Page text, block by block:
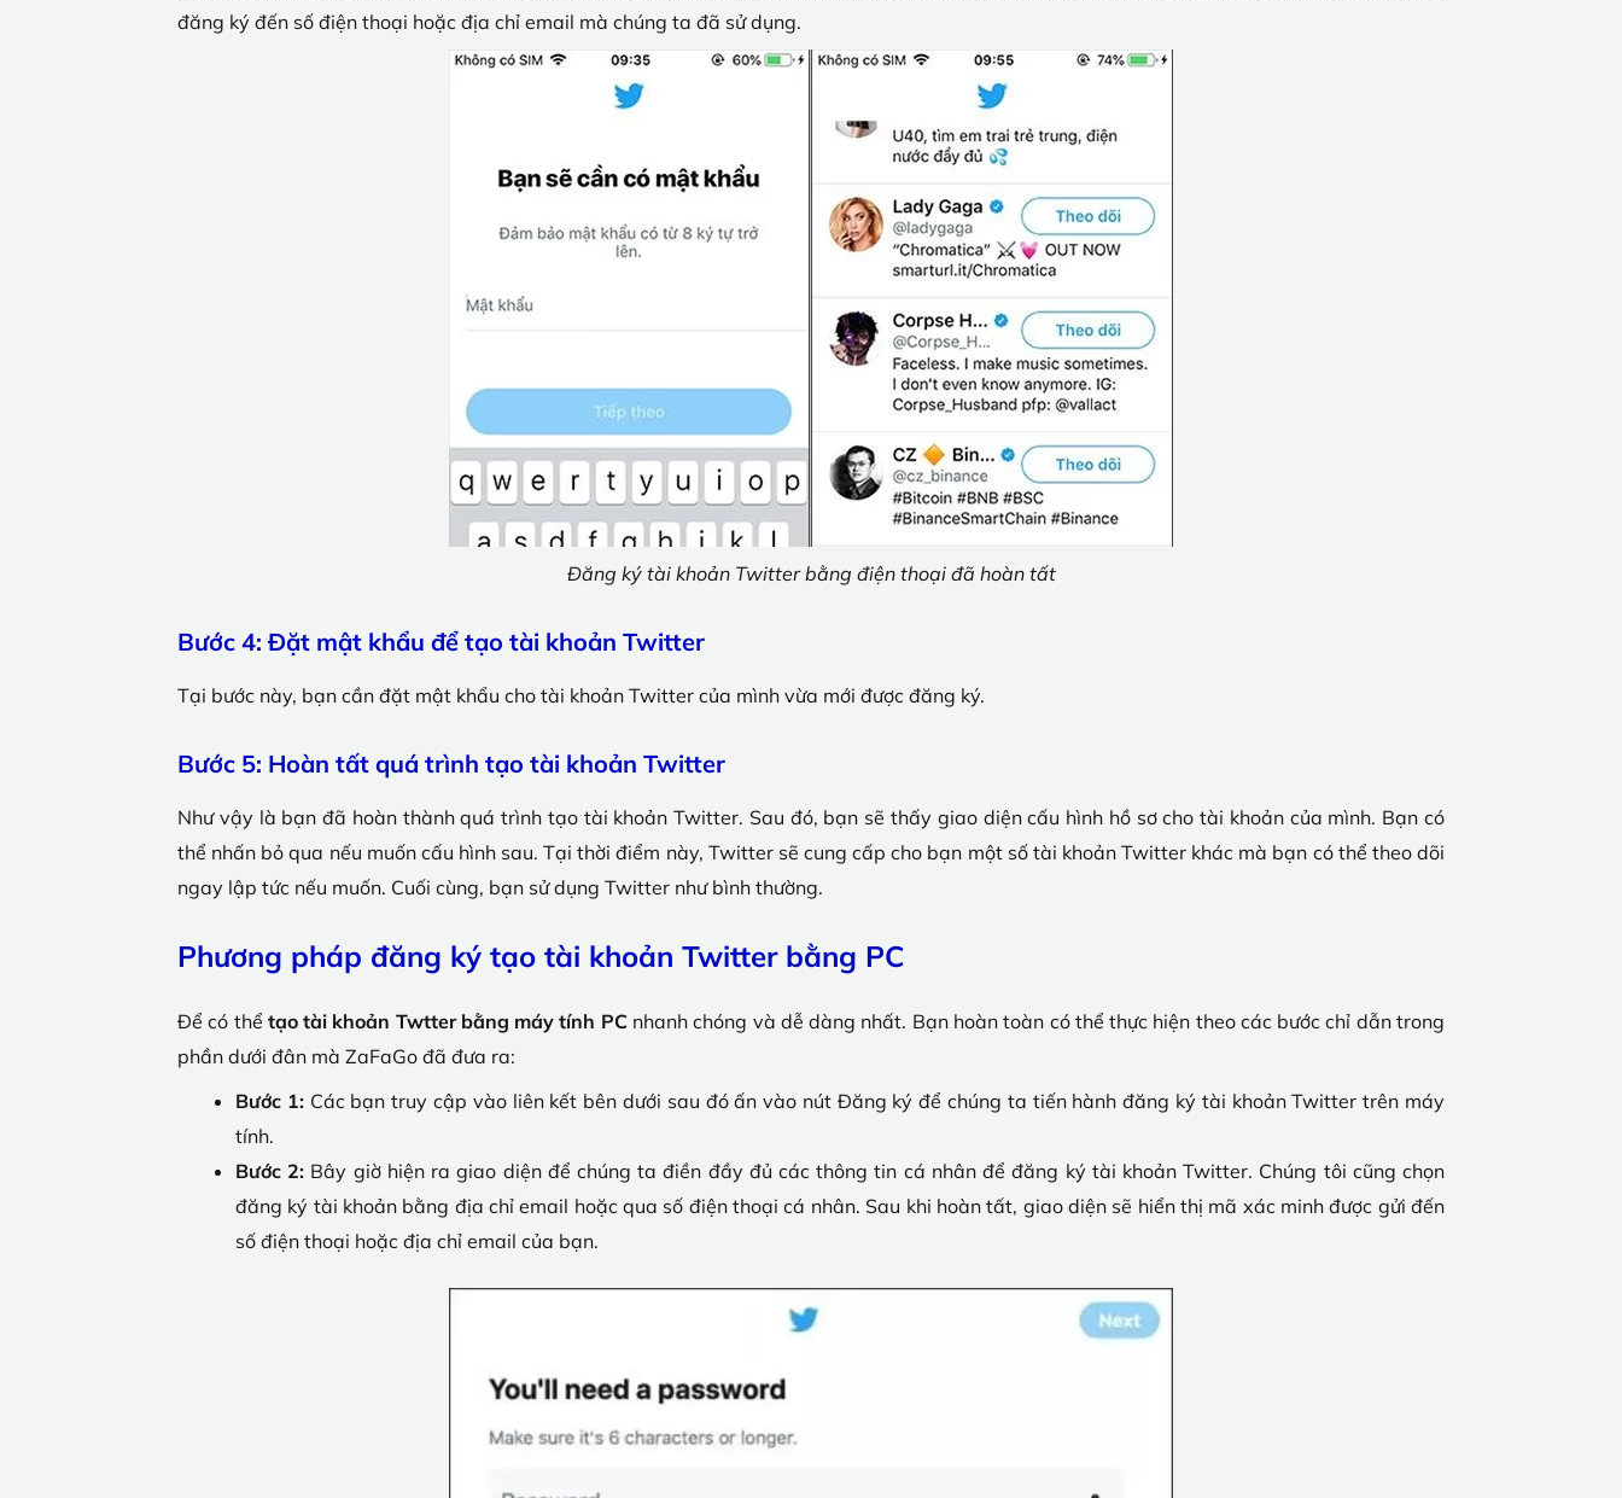
đăng ký đến số điện thoại hoặc địa chỉ email mà chúng ta đã sử dụng.
Đăng ký tài khoản Twitter bằng điện thoại đã hoàn tất
Bước 4: Đặt mật khẩu để tạo tài khoản Twitter
Tại bước này, bạn cần đặt mật khẩu cho tài khoản Twitter của mình vừa mới được đăng ký.
Bước 5: Hoàn tất quá trình tạo tài khoản Twitter
Như vậy là bạn đã hoàn thành quá trình tạo tài khoản Twitter. Sau đó, bạn sẽ thấy giao diện cấu hình hồ sơ cho tài khoản của mình. Bạn có
thể nhấn bỏ qua nếu muốn cấu hình sau. Tại thời điểm này, Twitter sẽ cung cấp cho bạn một số tài khoản Twitter khác mà bạn có thể theo dõi
ngay lập tức nếu muốn. Cuối cùng, bạn sử dụng Twitter như bình thường.
Phương pháp đăng ký tạo tài khoản Twitter bằng PC
Để có thể tạo tài khoản Twtter bằng máy tính PCnhanh chóng và dễ dàng nhất. Bạn hoàn toàn có thể thực hiện theo các bước chỉ dẫn trong
phần dưới đân mà ZaFaGo đã đưa ra:
Bước 1:Các bạn truy cập vào liên kết bên dưới sau đó ấn vào nút Đăng ký để chúng ta tiến hành đăng ký tài khoản Twitter trên máy
tính.
Bước 2: Bây giờ hiện ra giao diện để chúng ta điền đầy đủ các thông tin cá nhân để đăng ký tài khoản Twitter. Chúng tôi cũng chọn
đăng ký tài khoản bằng địa chỉ email hoặc qua số điện thoại cá nhân. Sau khi hoàn tất, giao diện sẽ hiển thị mã xác minh được gửi đến
số điện thoại hoặc địa chỉ email của bạn.